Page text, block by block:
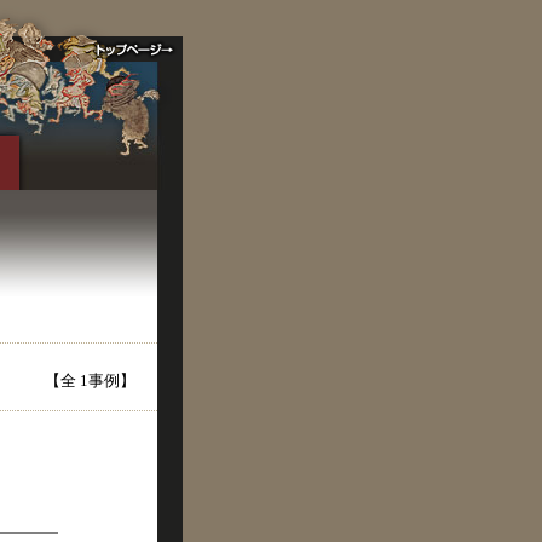
【全 1事例】